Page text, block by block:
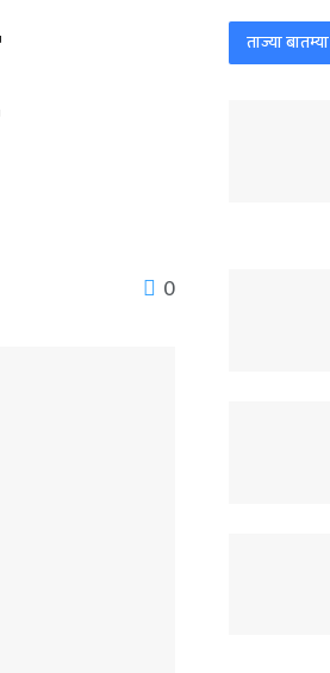
0
ताज्या बातम्या